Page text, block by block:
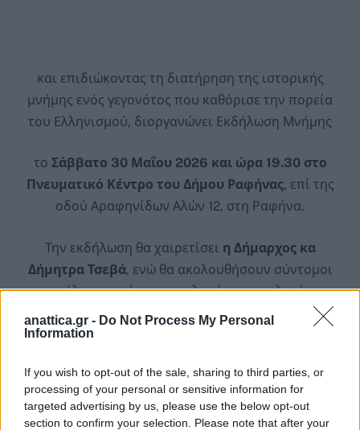
anattica.gr - Do Not Process My Personal
Information
If you wish to opt-out of the sale, sharing to third parties, or
processing of your personal or sensitive information for
targeted advertising by us, please use the below opt-out
section to confirm your selection. Please note that after your
και επιδιώκοντας τη διατήρηση της ιστορικής
μνήμης ενός γεγονότος που καθόρισε την πορεία
του Ελληνισμού, διοργανώνει Εκδήλωση Μνήμης
το Σάββατο 30 Μαΐου 2026 και ώρα 19.30 στο
Πνευματικό Κέντρο του Δήμου Ραφήνας, επί της
οδού Αραφηνίδων Αλών 12, στη Ραφήνα.
Την εκδήλωση θα χαιρετίσει η Δήμαρχος κα
Δήμητρα Τσεβά, ενώ θα ακολουθήσουν σύντομοι
πρόλογοι από προσκεκλημένους ομιλητές.
Κεντρικός ομιλητής της εκδήλωσης θα είναι ο
Παπακώστας, ο οποίος επισκέπτεται για δεύτερη
φορά την πόλη μας, παρουσιάζοντας την ομιλία με
θέμα: